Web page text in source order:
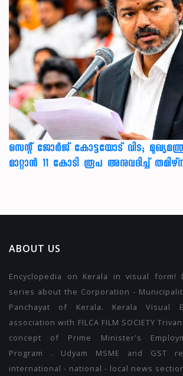
സെന്റ് ജോർജ് കോട്ടയോട് വിട;
മാറ്റാൻ 11 കോടി രൂപ അനുവദിച്ച്
ABOUT US
Encyclopedia on Kerala in visual form!
series about the Corporation -
Panchayat of Kerala. Kerala Visual
association with FILCA FILM SOCIETY
concept of Prime Minister's
Program . Udyam MSME and GST
international - national - local news